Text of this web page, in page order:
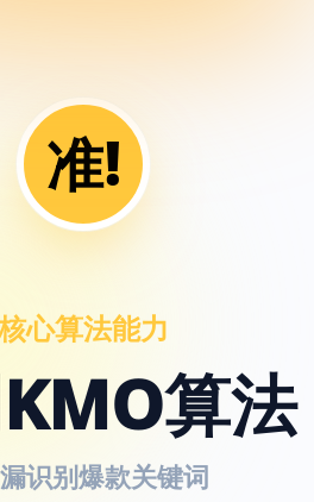
准!
心算法能力
算法
识别爆款关键词